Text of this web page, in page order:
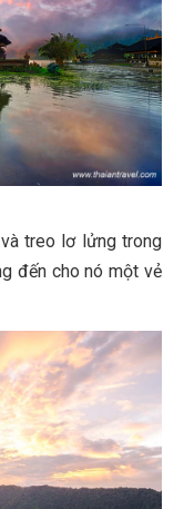
treo lơ lửng trong
đến cho nó một vẻ